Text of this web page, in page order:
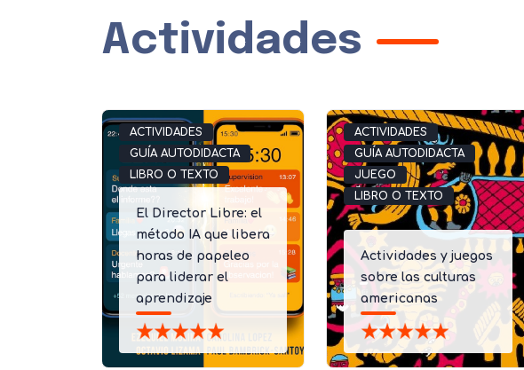
Actividades
ACTIVIDADES
GUÍA AUTODIDACTA
LIBRO O TEXTO
El Director Libre: el
método IA que libera
horas de papeleo
para liderar el
aprendizaje
ACTIVIDADES
GUÍA AUTODIDACTA
JUEGO
LIBRO O TEXTO
Actividades y juegos
sobre las culturas
americanas